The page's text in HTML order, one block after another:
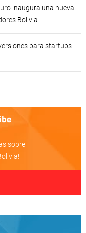
inaugura una nueva
Bolivia
para startups
sobre